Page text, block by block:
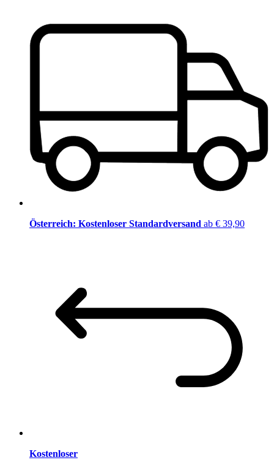
Österreich: Kostenloser Standardversand ab € 39,90
Kostenloser